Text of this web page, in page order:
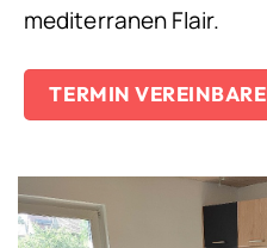
mediterranen Flair.
TERMIN